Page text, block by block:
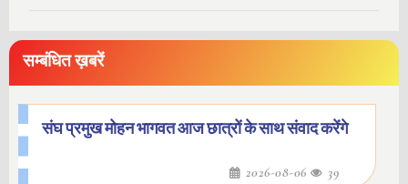
सम्बंधित ख़बरें
संघ प्रमुख मोहन भागवत आज छात्रों के साथ संवाद करेंगे
2026-08-06 39